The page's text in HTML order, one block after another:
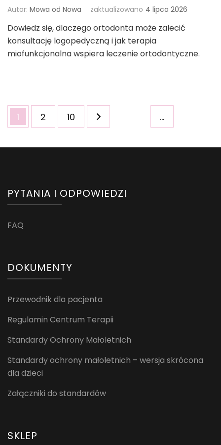
Autor: Mowa od Nowa zaktualizowano 4 lipca 2026
Dowiedz się, dlaczego ortodonta może zalecić
konsultację logopedyczną i jak terapia
miofunkcjonalna wspiera leczenie ortodontyczne.
Stronicowanie
wpisów
Strona
1 Strona
2 …
Strona
10
PYTANIA I ODPOWIEDZI
FAQ
DOKUMENTY
Przewodnik dla pacjenta
Regulamin Centrum Terapii
Standardy Ochrony Małoletnich
Standardy ochrony małoletnich – wersja skrócona
dla dzieci
Załączniki do standardów
SKLEP